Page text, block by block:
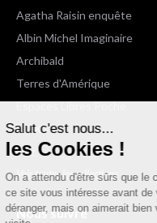
Salut c'est nous...
les Cookies !
On a attendu d'être sûrs que
ce site vous intéresse avant
déranger, mais on aimerait
Agatha Raisin enquête
Albin Michel Imaginaire
Archibald
Terres d'Amérique
Espaces Libres Poche
NOX
Wiz
Voir toutes les collections
Nous suivre